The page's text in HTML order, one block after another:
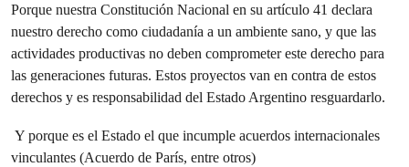
Porque nuestra Constitución Nacional en su artículo 41 declara
nuestro derecho como ciudadanía a un ambiente sano, y que las
actividades productivas no deben comprometer este derecho para
las generaciones futuras. Estos proyectos van en contra de estos
derechos y es responsabilidad del Estado Argentino resguardarlo.
Y porque es el Estado el que incumple acuerdos internacionales
vinculantes (Acuerdo de París, entre otros)